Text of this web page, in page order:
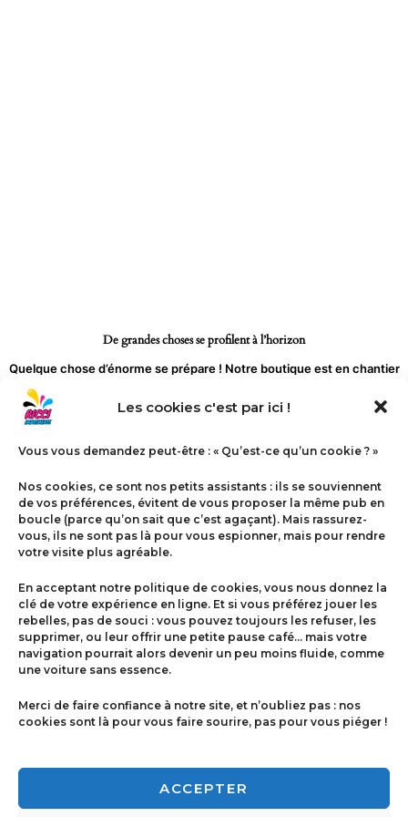
Les cookies c'est par ici !
Vous vous demandez peut-être : « Qu’est-ce qu’un cookie ? »
Nos cookies, ce sont nos petits assistants : ils se souviennent
de vos préférences, évitent de vous proposer la même pub en
boucle (parce qu’on sait que c’est agaçant). Mais rassurez-
vous, ils ne sont pas là pour vous espionner, mais pour rendre
votre visite plus agréable.
En acceptant notre politique de cookies, vous nous donnez la
clé de votre expérience en ligne. Et si vous préférez jouer les
rebelles, pas de souci : vous pouvez toujours les refuser, les
supprimer, ou leur offrir une petite pause café… mais votre
navigation pourrait alors devenir un peu moins fluide, comme
une voiture sans essence.
Merci de faire confiance à notre site, et n’oubliez pas : nos
cookies sont là pour vous faire sourire, pas pour vous piéger !
ACCEPTER
De grandes choses se profilent à l’horizon
Quelque chose d’énorme se prépare ! Notre boutique est en chantier
Contact
Politique de cookies